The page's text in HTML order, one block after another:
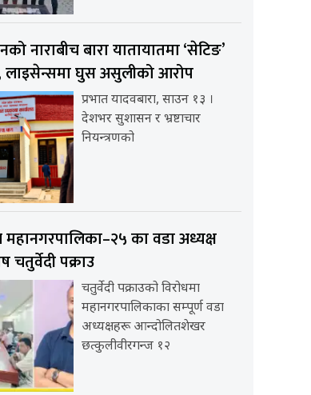
नाराबीच बारा यातायातमा ‘सेटिङ’
लाइसेन्समा घुस असुलीको आरोप
प्रभात यादवबारा, साउन १३ ।
देशभर सुशासन र भ्रष्टाचार
नियन्त्रणको
का वडा अध्यक्ष
पक्राउ
चतुर्वेदी पक्राउको विरोधमा
महानगरपालिकाका सम्पूर्ण वडा
अध्यक्षहरू आन्दोलितशेखर
छत्कुलीवीरगन्ज १२